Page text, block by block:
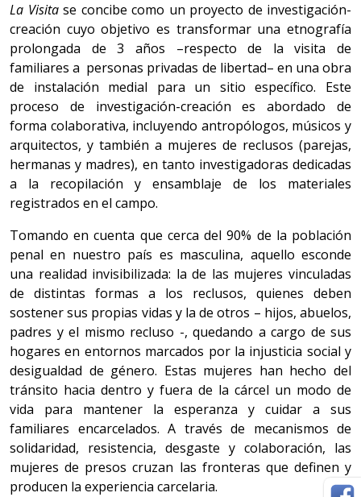
La Visitase concibe como un proyecto de investigación-
creación cuyo objetivo es transformar una etnografía
prolongada de 3 años –respecto de la visita de
familiares a personas privadas de libertad– en una obra
de instalación medial para un sitio específico. Este
proceso de investigación-creación es abordado de
forma colaborativa, incluyendo antropólogos, músicos y
arquitectos, y también a mujeres de reclusos (parejas,
hermanas y madres), en tanto investigadoras dedicadas
a la recopilación y ensamblaje de los materiales
registrados en el campo.
Tomando en cuenta que cerca del 90% de la población
penal en nuestro país es masculina, aquello esconde
una realidad invisibilizada: la de las mujeres vinculadas
de distintas formas a los reclusos, quienes deben
sostener sus propias vidas y la de otros – hijos, abuelos,
padres y el mismo recluso -, quedando a cargo de sus
hogares en entornos marcados por la injusticia social y
desigualdad de género. Estas mujeres han hecho del
tránsito hacia dentro y fuera de la cárcel un modo de
vida para mantener la esperanza y cuidar a sus
familiares encarcelados. A través de mecanismos de
solidaridad, resistencia, desgaste y colaboración, las
mujeres de presos cruzan las fronteras que definen y
producen la experiencia carcelaria.